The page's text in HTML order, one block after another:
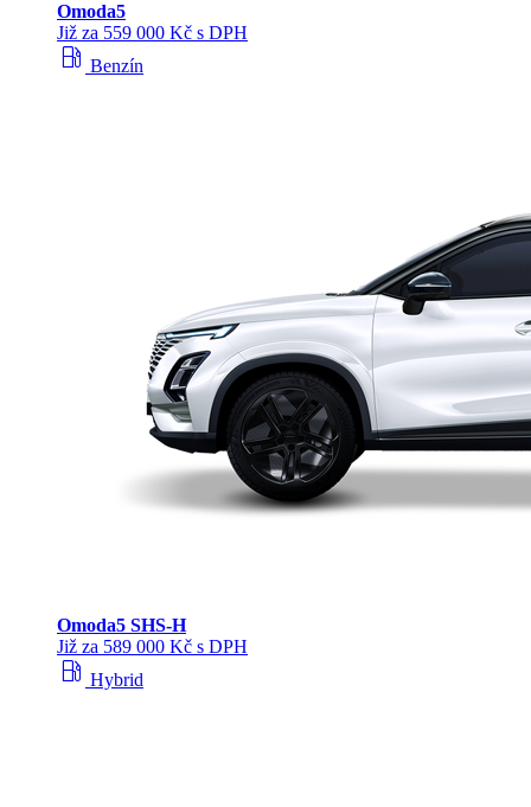
Omoda5
Již za 559 000 Kč s DPH
local_gas_station Benzín
Omoda5 SHS‑H
Již za 589 000 Kč s DPH
local_gas_station Hybrid